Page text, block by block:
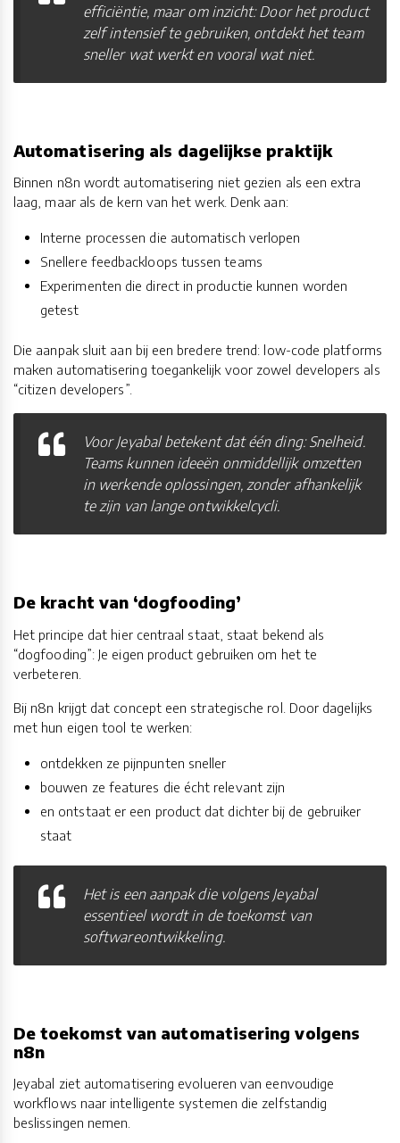
efficiëntie, maar om inzicht: Door het product
zelf intensief te gebruiken, ontdekt het team
sneller wat werkt en vooral wat niet.
Automatisering als dagelijkse praktijk
Binnen n8n wordt automatisering niet gezien als een extra
laag, maar als de kern van het werk. Denk aan:
Interne processen die automatisch verlopen
Snellere feedbackloops tussen teams
Experimenten die direct in productie kunnen worden
getest
Die aanpak sluit aan bij een bredere trend: low-code platforms
maken automatisering toegankelijk voor zowel developers als
“citizen developers”.
Voor Jeyabal betekent dat één ding: Snelheid.
Teams kunnen ideeën onmiddellijk omzetten
in werkende oplossingen, zonder afhankelijk
te zijn van lange ontwikkelcycli.
De kracht van ‘dogfooding’
Het principe dat hier centraal staat, staat bekend als
“dogfooding”: Je eigen product gebruiken om het te
verbeteren.
Bij n8n krijgt dat concept een strategische rol. Door dagelijks
met hun eigen tool te werken:
ontdekken ze pijnpunten sneller
bouwen ze features die écht relevant zijn
en ontstaat er een product dat dichter bij de gebruiker
staat
Het is een aanpak die volgens Jeyabal
essentieel wordt in de toekomst van
softwareontwikkeling.
De toekomst van automatisering volgens
n8n
Jeyabal ziet automatisering evolueren van eenvoudige
workflows naar intelligente systemen die zelfstandig
beslissingen nemen.